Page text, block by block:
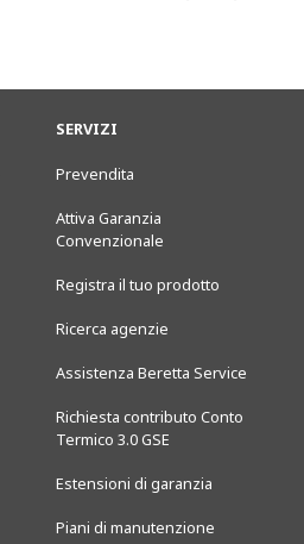
SERVIZI
Prevendita
Attiva Garanzia
Convenzionale
Registra il tuo prodotto
Ricerca agenzie
Assistenza Beretta Service
Richiesta contributo Conto
Termico 3.0 GSE
Estensioni di garanzia
Piani di manutenzione